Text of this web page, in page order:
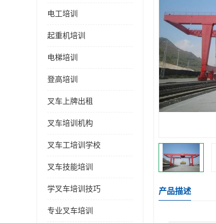
电工培训
起重机培训
电梯培训
登高培训
叉车上牌出租
叉车培训机构
叉车工培训学校
叉车技能培训
学叉车培训技巧
专业叉车培训
产品描述